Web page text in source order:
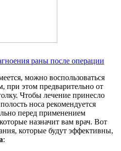
раны после операции
можно воспользоваться
этом предварительно от
Чтобы лечение принесло
носа рекомендуется
перед применением
назначит вам врач. Вот
которые будут эффективны,
: